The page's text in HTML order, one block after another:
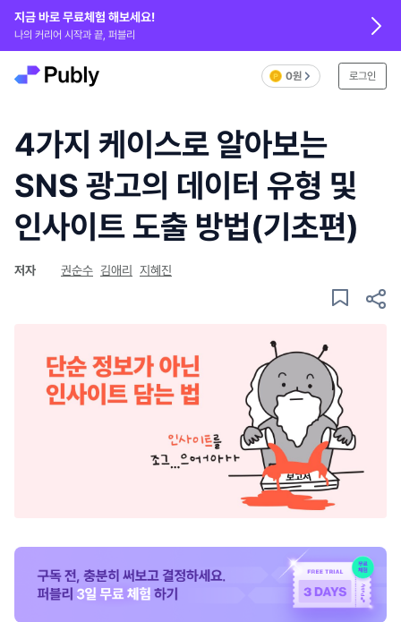
지금 바로 무료체험 해보세요!
나의 커리어 시작과 끝, 퍼블리
0원 로그인
4가지 케이스로 알아보는
SNS 광고의 데이터 유형 및
인사이트 도출 방법(기초편)
저자 권순수 김애리 지혜진